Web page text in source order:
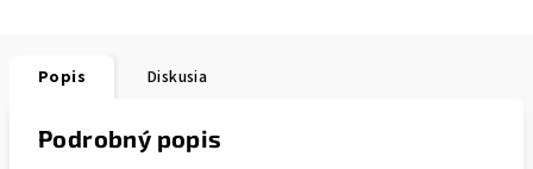
Popis Diskusia
Podrobný popis